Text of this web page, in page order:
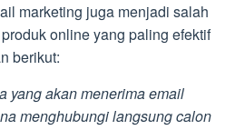
marketing juga menjadi salah
online yang paling efektif
berikut:
yang akan menerima email
menghubungi langsung calon